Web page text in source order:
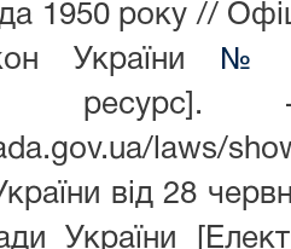
1950 року //
України
№
laws/
від 28
України